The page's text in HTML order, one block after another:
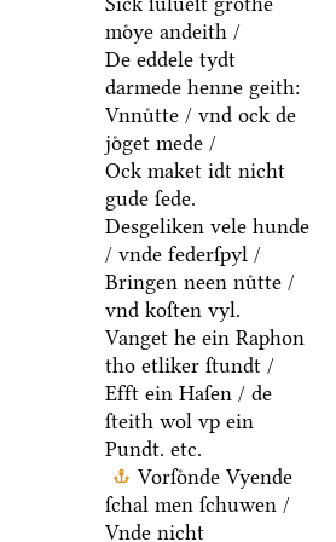
moͤye andeith /
De eddele tydt
darmede henne geith:
Vnnuͤtte / vnd ock de
joͤget mede /
Ock maket idt nicht
gude ſede.
Desgeliken vele hunde
/ vnde federſpyl /
Bringen neen nuͤtte /
vnd koſten vyl.
Vanget he ein Raphon
tho etliker ſtundt /
Efft ein Haſen / de
ſteith wol vp ein
Pundt. etc.
Vorſoͤnde Vyende
ſchal men ſchuwen /
Vnde nicht